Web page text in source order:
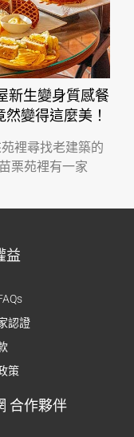
新生變身質感餐
變得這麼美！
裡尋找老建築的
栗苑裡有一家
益
認證
策
合作夥伴